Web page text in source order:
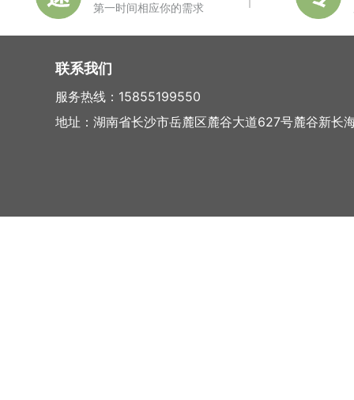
第一时间相应你的需求
联系我们
服务热线：15855199550
地址：湖南省长沙市岳麓区麓谷大道627号麓谷新长